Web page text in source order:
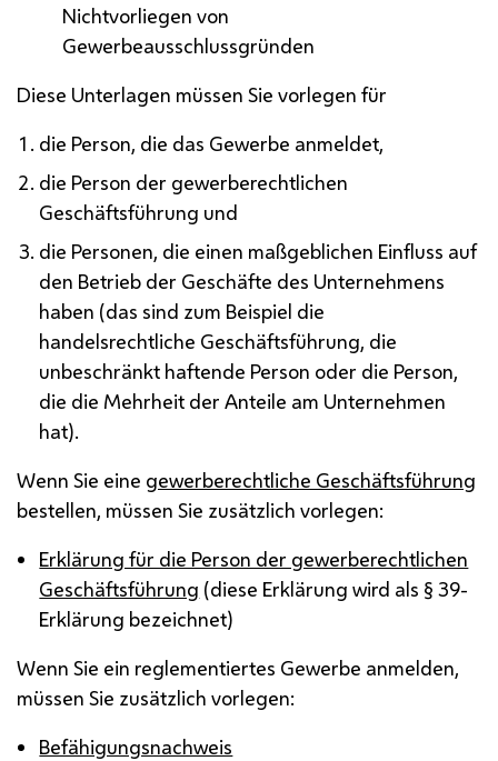
Nichtvorliegen von
Gewerbeausschlussgründen
Diese Unterlagen müssen Sie vorlegen für
die Person, die das Gewerbe anmeldet,
die Person der gewerberechtlichen
Geschäftsführung und
die Personen, die einen maßgeblichen Einfluss auf
den Betrieb der Geschäfte des Unternehmens
haben (das sind zum Beispiel die
handelsrechtliche Geschäftsführung, die
unbeschränkt haftende Person oder die Person,
die die Mehrheit der Anteile am Unternehmen
hat).
Wenn Sie eine gewerberechtliche Geschäftsführung
bestellen, müssen Sie zusätzlich vorlegen:
Erklärung für die Person der gewerberechtlichen
Geschäftsführung (diese Erklärung wird als § 39-
Erklärung bezeichnet)
Wenn Sie ein reglementiertes Gewerbe anmelden,
müssen Sie zusätzlich vorlegen:
Befähigungsnachweis